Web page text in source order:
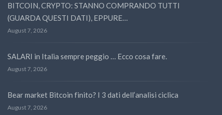
BITCOIN, CRYPTO: STANNO COMPRANDO TUTTI
(GUARDA QUESTI DATI), EPPURE…
August 7, 2026
SALARI in Italia sempre peggio … Ecco cosa fare.
August 7, 2026
Bear market Bitcoin finito? I 3 dati dell’analisi ciclica
August 7, 2026